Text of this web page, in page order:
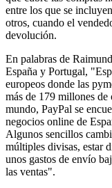
entre los que se
otros, cuando el
devolución.
En palabras de
España y Portugal,
europeos donde las
más de 179 millones de
mundo, PayPal se
negocios online de
Algunos sencillos
múltiples divisas, estar
unos gastos de envío
las ventas".